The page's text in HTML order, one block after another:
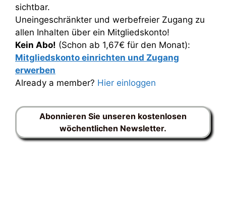
sichtbar.
Uneingeschränkter und werbefreier Zugang zu
allen Inhalten über ein Mitgliedskonto!
Kein Abo! (Schon ab 1,67€ für den Monat):
Mitgliedskonto einrichten und Zugang
erwerben
Already a member? Hier einloggen
Abonnieren Sie unseren kostenlosen
wöchentlichen Newsletter.